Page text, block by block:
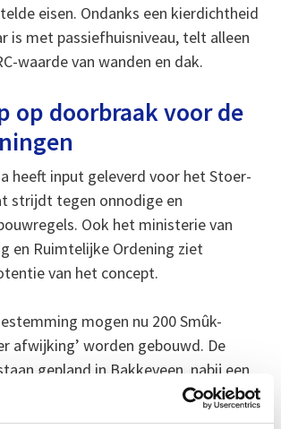
eisen. Ondanks een kierdichtheid
is met passiefhuisniveau, telt alleen
waarde van wanden en dak.
op doorbraak voor de
heeft input geleverd voor het Stoer-
strijdt tegen onnodige en
Ook het ministerie van
en Ruimtelijke Ordening ziet
van het concept.
mogen nu 200 Smûk-
afwijking’ worden gebouwd. De
gepland in Bakkeveen, nabij een
Andere projecten in Friesland en
in de pijplijn.